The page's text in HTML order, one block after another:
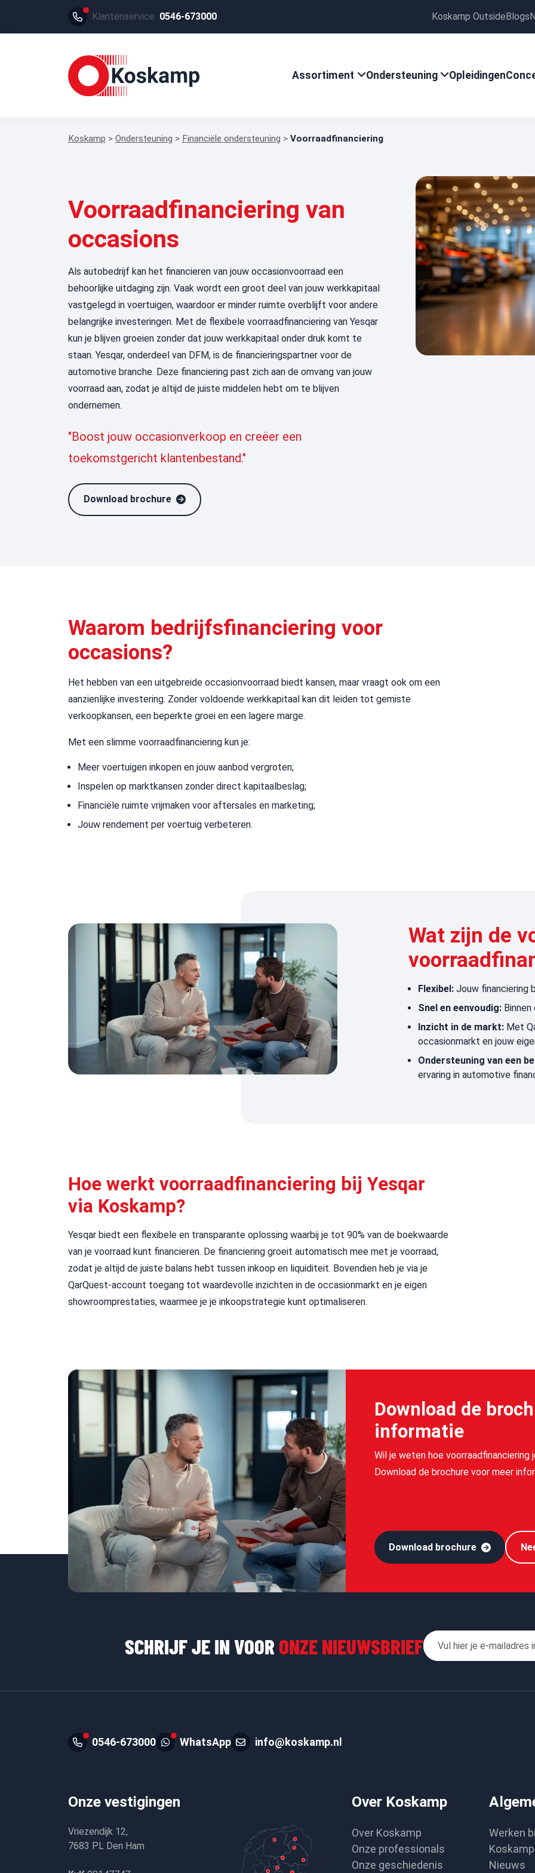
Klantenservice 0546-673000 Koskamp OutsideBlogs
Assortiment Ondersteuning Opleidingen
Koskamp > Ondersteuning > Financiële ondersteuning > Voorraadfinanciering
Voorraadfinanciering van
occasions
Als autobedrijf kan het financieren van jouw occasionvoorraad een
behoorlijke uitdaging zijn. Vaak wordt een groot deel van jouw werkkapitaal
vastgelegd in voertuigen, waardoor er minder ruimte overblijft voor andere
belangrijke investeringen. Met de flexibele voorraadfinanciering van Yesqar
kun je blijven groeien zonder dat jouw werkkapitaal onder druk komt te
staan. Yesqar, onderdeel van DFM, is de financieringspartner voor de
automotive branche. Deze financiering past zich aan de omvang van jouw
voorraad aan, zodat je altijd de juiste middelen hebt om te blijven
ondernemen.
"Boost jouw occasionverkoop en creëer een
toekomstgericht klantenbestand."
Download brochure
Waarom bedrijfsfinanciering voor
occasions?
Het hebben van een uitgebreide occasionvoorraad biedt kansen, maar vraagt ook om een
aanzienlijke investering. Zonder voldoende werkkapitaal kan dit leiden tot gemiste
verkoopkansen, een beperkte groei en een lagere marge.
Met een slimme voorraadfinanciering kun je:
Meer voertuigen inkopen en jouw aanbod vergroten;
Inspelen op marktkansen zonder direct kapitaalbeslag;
Financiële ruimte vrijmaken voor aftersales en marketing;
Jouw rendement per voertuig verbeteren.
Wat zijn de
Flexibel: Jouw financiering
Snel en eenvoudig:
Inzicht in de markt: Met
occasionmarkt en jouw
Ondersteuning van een
ervaring in automotive
Hoe werkt voorraadfinanciering bij Yesqar
via Koskamp?
Yesqar biedt een flexibele en transparante oplossing waarbij je tot 90% van de boekwaarde
van je voorraad kunt financieren. De financiering groeit automatisch mee met je voorraad,
zodat je altijd de juiste balans hebt tussen inkoop en liquiditeit. Bovendien heb je via je
QarQuest-account toegang tot waardevolle inzichten in de occasionmarkt en je eigen
showroomprestaties, waarmee je je inkoopstrategie kunt optimaliseren.
Download de
informatie
Wil je weten hoe
Download de brochure voor meer
Download brochure
SCHRIJF JE IN VOOR ONZE NIEUWSBRIEF
0546-673000 WhatsApp info@koskamp.nl
Onze vestigingen
Vriezendijk 12,
7683 PL Den Ham
Over Koskamp
Over Koskamp
Onze professionals
Onze geschiedenis
Werken
Nieuws